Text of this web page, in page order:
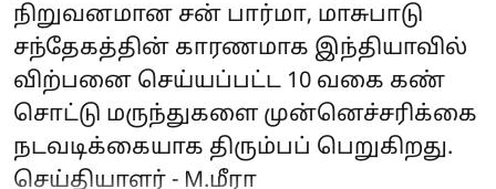
நிறுவனமான சன் பார்மா, மாசுபாடு
சந்தேகத்தின் காரணமாக இந்தியாவில்
விற்பனை செய்யப்பட்ட 10 வகை கண்
சொட்டு மருந்துகளை முன்னெச்சரிக்கை
நடவடிக்கையாக திரும்பப் பெறுகிறது.
செய்தியாளர் - M.மீரா